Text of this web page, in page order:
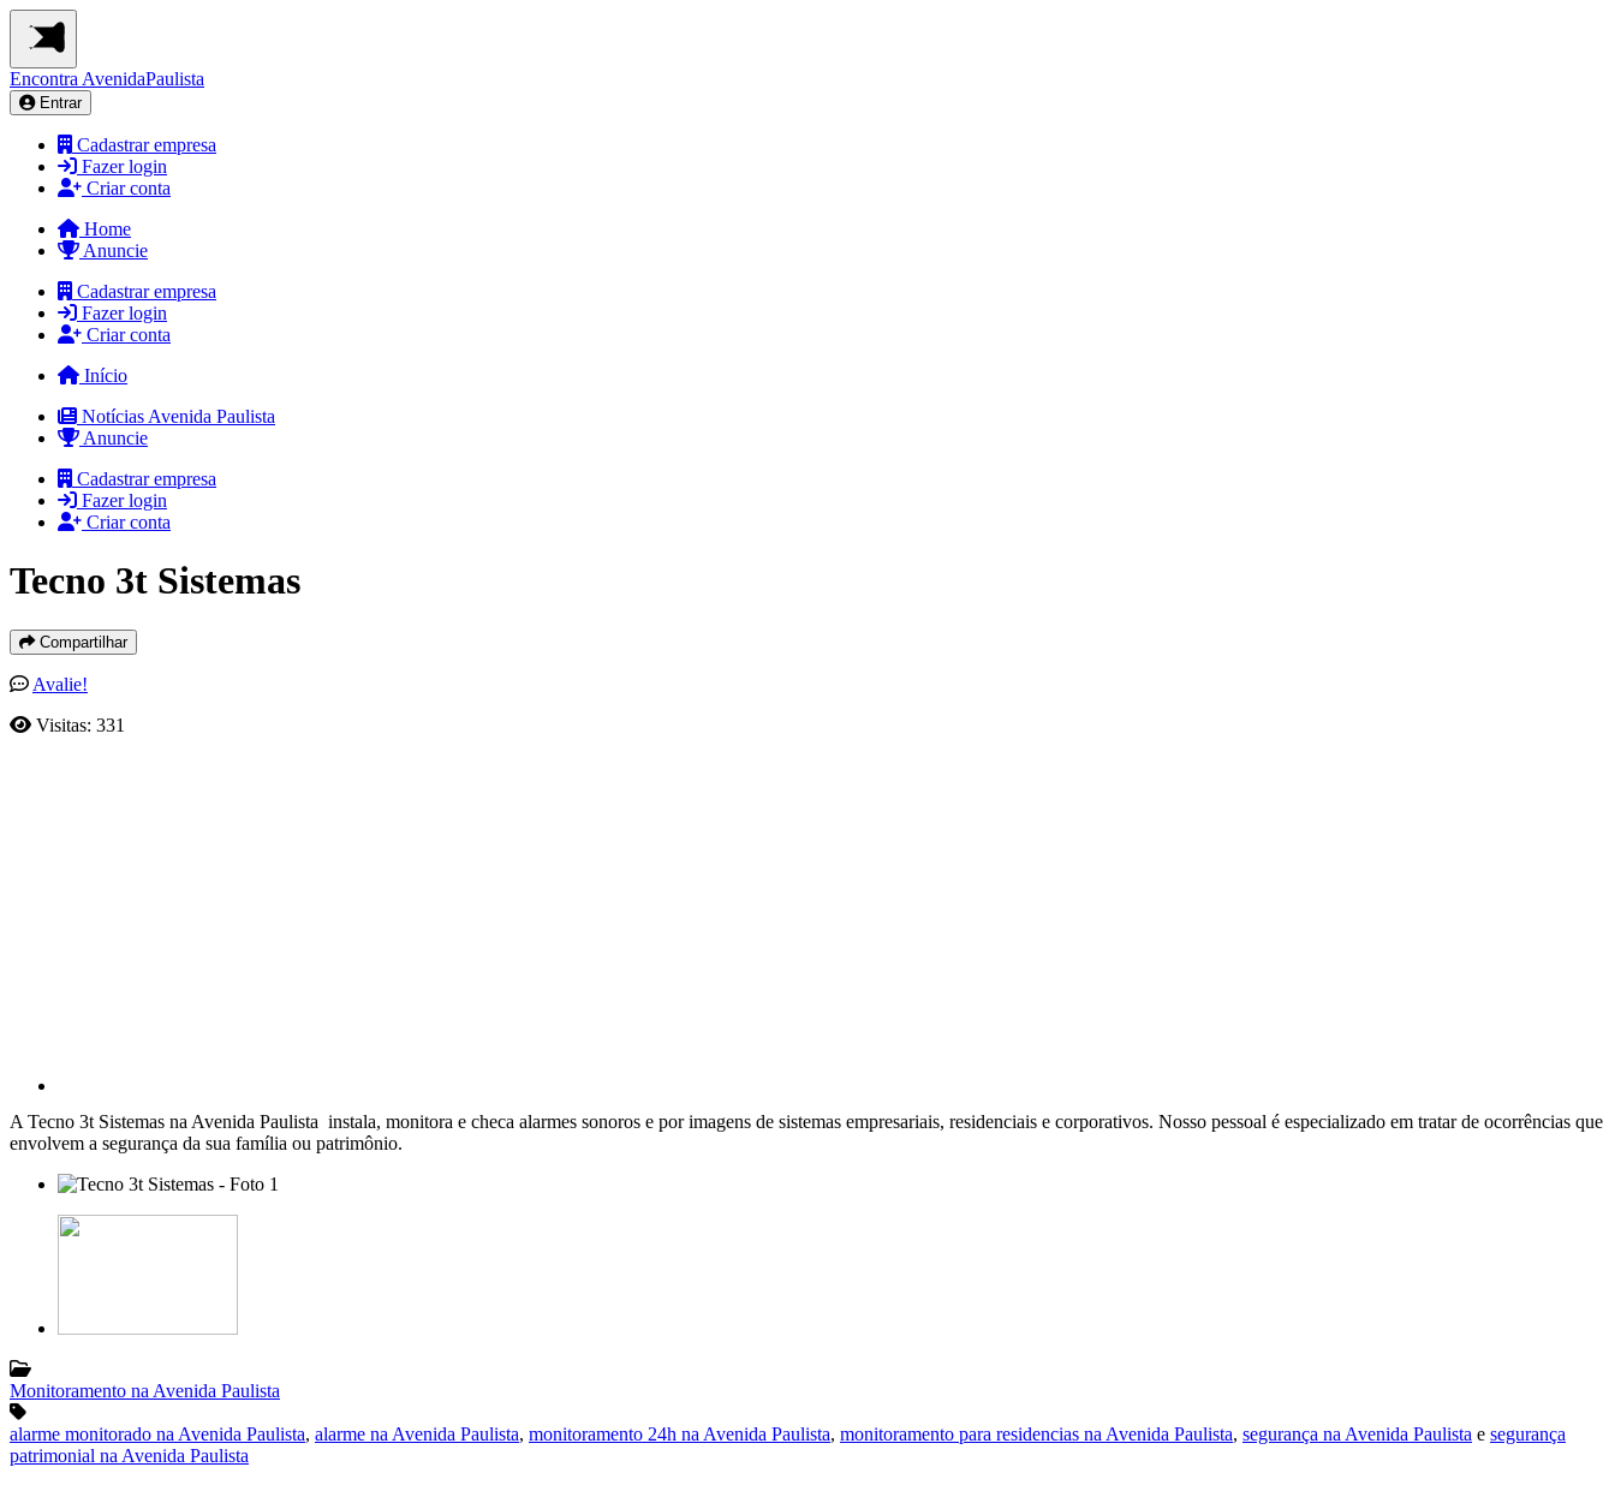
Encontra AvenidaPaulista
Entrar
Cadastrar empresa
Fazer login
Criar conta
Home
Anuncie
Cadastrar empresa
Fazer login
Criar conta
Início
Notícias Avenida Paulista
Anuncie
Cadastrar empresa
Fazer login
Criar conta
Tecno 3t Sistemas
Compartilhar
Avalie!
Visitas: 331
A Tecno 3t Sistemas na Avenida Paulista instala, monitora e checa alarmes sonoros e por imagens de sistemas empresariais, residenciais e corporativos. Nosso pessoal é especializado em tratar de ocorrências que
envolvem a segurança da sua família ou patrimônio.
Monitoramento na Avenida Paulista
alarme monitorado na Avenida Paulista, alarme na Avenida Paulista, monitoramento 24h na Avenida Paulista, monitoramento para residencias na Avenida Paulista, segurança na Avenida Paulista e segurança
patrimonial na Avenida Paulista